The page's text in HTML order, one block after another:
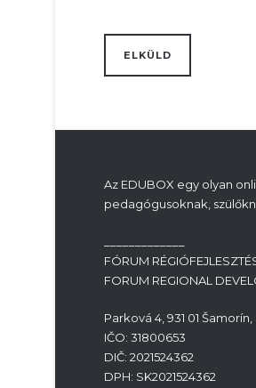
Az EDUBOX egy olyan
pedagógusoknak,
FÓRUM
FORUM REGIONAL
Parková 4, 931 01 Šamorín,
IČO: 31800653
DIČ: 2021524362
DPH: SK2021524362